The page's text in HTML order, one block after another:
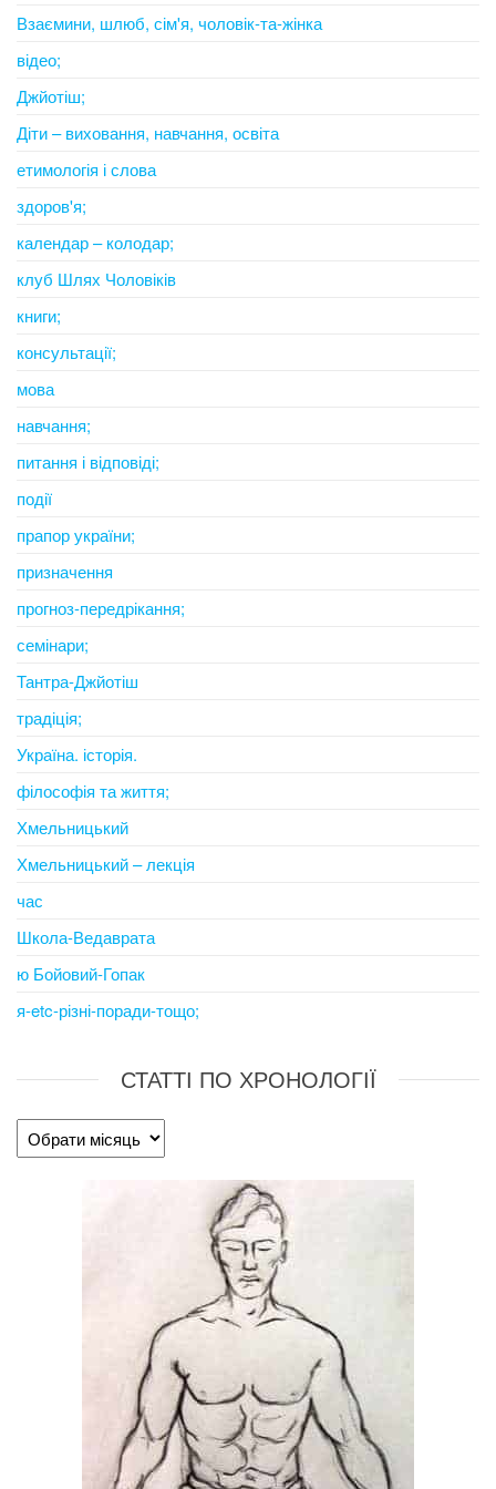
Взаємини, шлюб, сім'я, чоловік-та-жінка
відео;
Джйотіш;
Діти – виховання, навчання, освіта
етимологія і слова
здоров'я;
календар – колодар;
клуб Шлях Чоловіків
книги;
консультації;
мова
навчання;
питання і відповіді;
події
прапор україни;
призначення
прогноз-передрікання;
семінари;
Тантра-Джйотіш
традіція;
Україна. історія.
філософія та життя;
Хмельницький
Хмельницький – лекція
час
Школа-Ведаврата
ю Бойовий-Гопак
я-etc-різні-поради-тощо;
СТАТТІ ПО ХРОНОЛОГІЇ
Статті
по